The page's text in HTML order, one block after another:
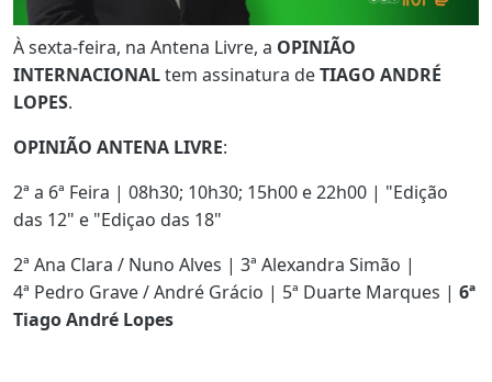
À sexta-feira, na Antena Livre, a OPINIÃO
INTERNACIONALtem assinatura deTIAGO ANDRÉ
LOPES.
OPINIÃO ANTENA LIVRE:
2ª a 6ª Feira | 08h30; 10h30; 15h00 e 22h00 | "Edição
das 12" e "Ediçao das 18"
2ª Ana Clara / Nuno Alves | 3ª Alexandra Simão |
4ª Pedro Grave / André Grácio | 5ª Duarte Marques | 6ª
Tiago André Lopes